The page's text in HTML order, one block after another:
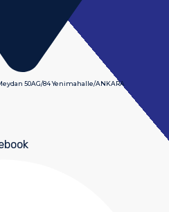
50AG/84 Yenimahalle/ANKARA